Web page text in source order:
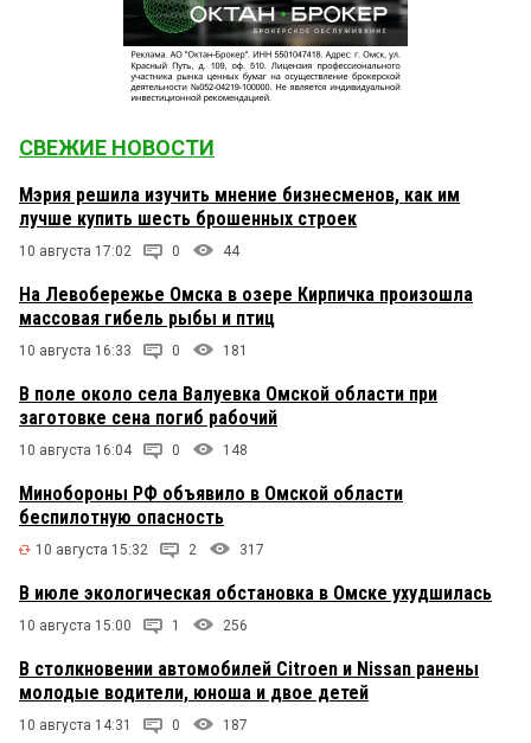
СВЕЖИЕ НОВОСТИ
Мэрия решила изучить мнение бизнесменов, как им
лучше купить шесть брошенных строек
10 августа 17:02 0 44
На Левобережье Омска в озере Кирпичка произошла
массовая гибель рыбы и птиц
10 августа 16:33 0 181
В поле около села Валуевка Омской области при
заготовке сена погиб рабочий
10 августа 16:04 0 148
Минобороны РФ объявило в Омской области
беспилотную опасность
10 августа 15:32 2 317
В июле экологическая обстановка в Омске ухудшилась
10 августа 15:00 1 256
В столкновении автомобилей Citroen и Nissan ранены
молодые водители, юноша и двое детей
10 августа 14:31 0 187